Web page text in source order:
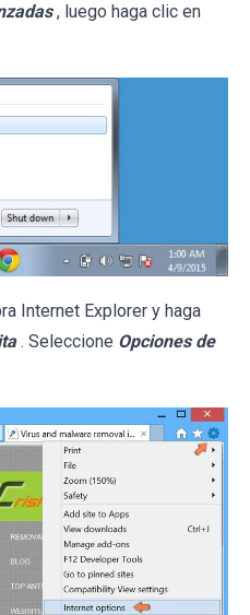
, luego haga clic en
Internet Explorer y haga
. Seleccione Opciones de